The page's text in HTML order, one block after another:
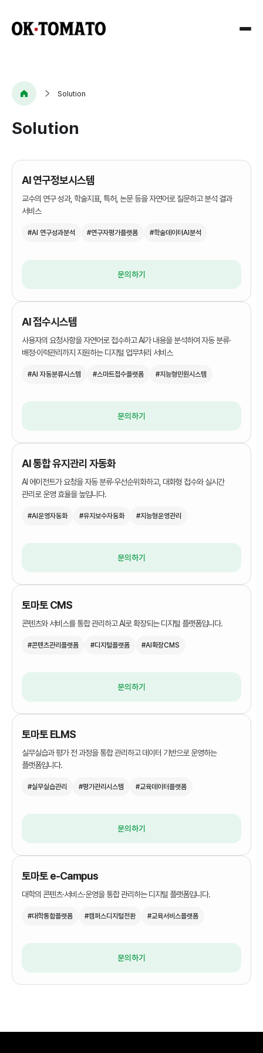
Company
회사개요
연혁
오시는길
Research
적용연구
솔루션
아키텍처
및
보안
관리
Solution
AI
플랫폼
구축
및
운영
전략
서비스
Careers
직무소개
인재상
Solution
Solution
AI 연구정보시스템
교수의 연구 성과, 학술지표, 특허, 논문 등을 자연어로 질문하고 분석 결과
서비스
#AI 연구성과분석 #연구자평가플랫폼 #학술데이터AI분석
문의하기
AI 접수시스템
사용자의 요청사항을 자연어로 접수하고 AI가 내용을 분석하여 자동 분류·
배정·이력관리까지 지원하는 디지털 업무처리 서비스
#AI 자동분류시스템 #스마트접수플랫폼 #지능형민원시스템
문의하기
AI 통합 유지관리 자동화
AI 에이전트가 요청을 자동 분류·우선순위화하고, 대화형 접수와 실시간
관리로 운영 효율을 높입니다.
#AI운영자동화 #유지보수자동화 #지능형운영관리
문의하기
토마토 CMS
콘텐츠와 서비스를 통합 관리하고 AI로 확장되는 디지털 플랫폼입니다.
#콘텐츠관리플랫폼 #디지털플랫폼 #AI확장CMS
문의하기
토마토 ELMS
실무실습과 평가 전 과정을 통합 관리하고 데이터 기반으로 운영하는
플랫폼입니다.
#실무실습관리 #평가관리시스템 #교육데이터플랫폼
문의하기
토마토 e-Campus
대학의 콘텐츠·서비스·운영을 통합 관리하는 디지털 플랫폼입니다.
#대학통합플랫폼 #캠퍼스디지털전환 #교육서비스플랫폼
문의하기